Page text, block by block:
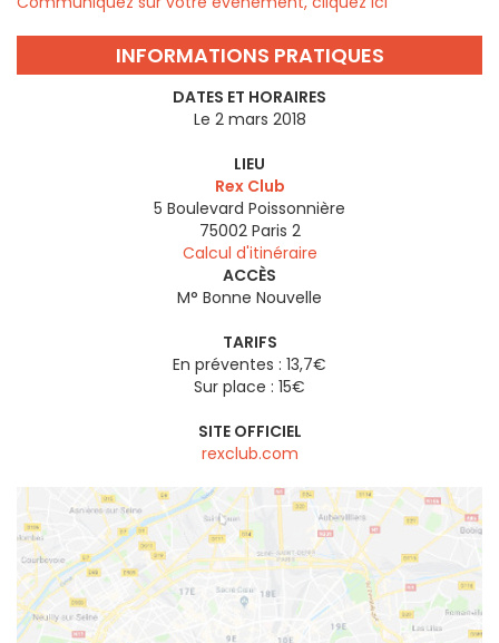
INFORMATIONS PRATIQUES
DATES ET HORAIRES
Le 2 mars 2018
LIEU
Rex Club
5 Boulevard Poissonnière
75002 Paris 2
Calcul d'itinéraire
ACCÈS
M° Bonne Nouvelle
TARIFS
En préventes : 13,7€
Sur place : 15€
SITE OFFICIEL
rexclub.com